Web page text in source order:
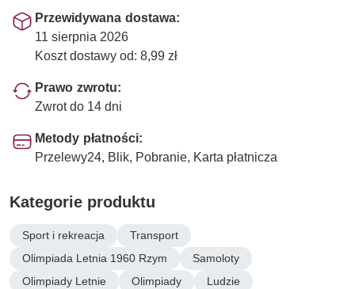
Przewidywana dostawa:
11 sierpnia 2026
Koszt dostawy od: 8,99 zł
Prawo zwrotu:
Zwrot do 14 dni
Metody płatności:
Przelewy24, Blik, Pobranie, Karta płatnicza
Kategorie produktu
Sport i rekreacja
Transport
Olimpiada Letnia 1960 Rzym
Samoloty
Olimpiady Letnie
Olimpiady
Ludzie